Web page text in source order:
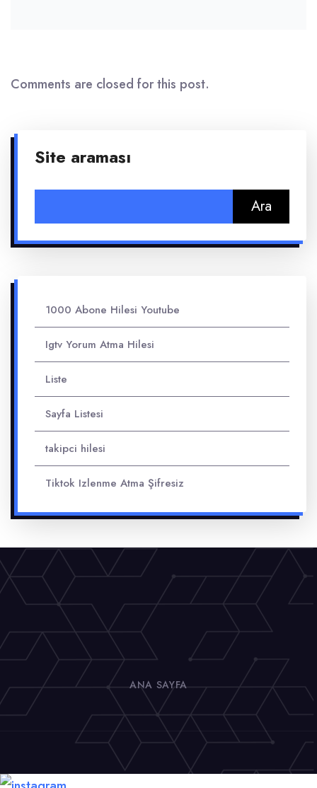
Comments are closed for this post.
Site araması
1000 Abone Hilesi Youtube
Igtv Yorum Atma Hilesi
Liste
Sayfa Listesi
takipci hilesi
Tiktok Izlenme Atma Şifresiz
ANA SAYFA